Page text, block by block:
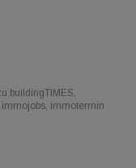
buildingTIMES,
immotermin